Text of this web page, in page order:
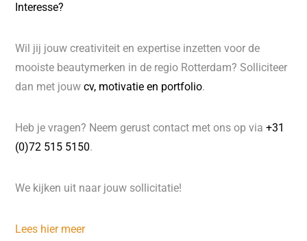
Interesse?
Wil jij jouw creativiteit en expertise inzetten voor de
mooiste beautymerken in de regio Rotterdam? Solliciteer
dan met jouwcv, motivatie en portfolio.
Heb je vragen? Neem gerust contact met ons op via+31
(0)72 515 5150.
We kijken uit naar jouw sollicitatie!
Lees hier meer